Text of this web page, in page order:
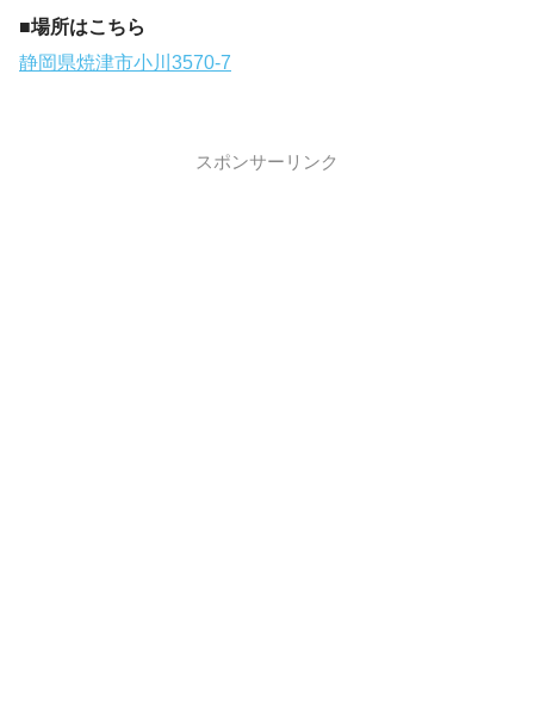
■場所はこちら
静岡県焼津市小川3570-7
スポンサーリンク